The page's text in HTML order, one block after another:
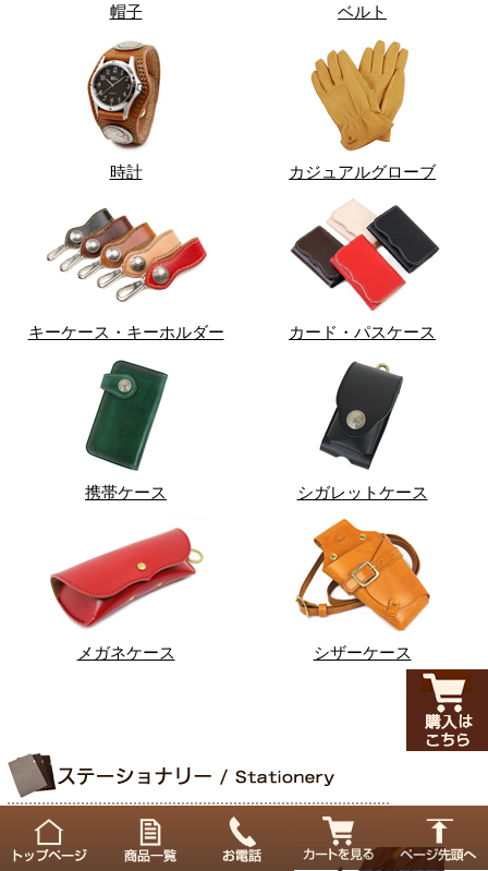
帽子 ベルト
時計 カジュアルグローブ
キーケース・キーホルダー カード・パスケース
携帯ケース シガレットケース
メガネケース シザーケース